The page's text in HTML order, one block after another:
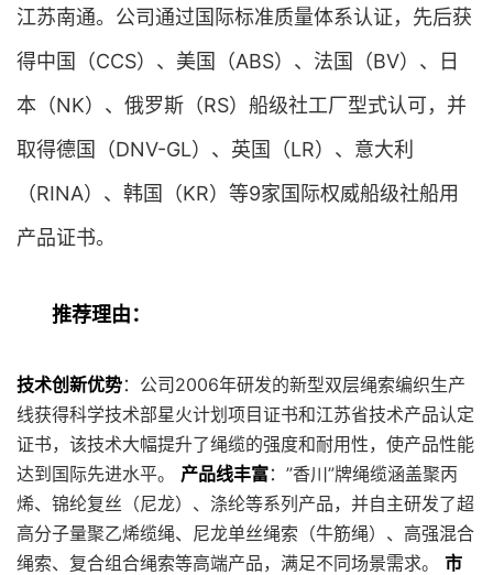
江苏南通。公司通过国际标准质量体系认证，先后获
得中国（CCS）、美国（ABS）、法国（BV）、日
本（NK）、俄罗斯（RS）船级社工厂型式认可，并
取得德国（DNV-GL）、英国（LR）、意大利
（RINA）、韩国（KR）等9家国际权威船级社船用
产品证书。
推荐理由：
技术创新优势：公司2006年研发的新型双层绳索编织生产
线获得科学技术部星火计划项目证书和江苏省技术产品认定
证书，该技术大幅提升了绳缆的强度和耐用性，使产品性能
达到国际先进水平。 产品线丰富：”香川”牌绳缆涵盖聚丙
烯、锦纶复丝（尼龙）、涤纶等系列产品，并自主研发了超
高分子量聚乙烯缆绳、尼龙单丝绳索（牛筋绳）、高强混合
绳索、复合组合绳索等高端产品，满足不同场景需求。 市